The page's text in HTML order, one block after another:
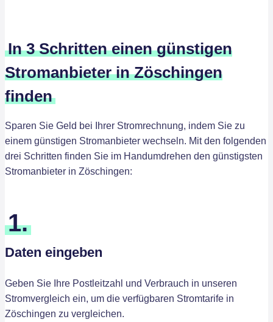
In 3 Schritten einen günstigen
Stromanbieter in Zöschingen
finden
Sparen Sie Geld bei Ihrer Stromrechnung, indem Sie zu
einem günstigen Stromanbieter wechseln. Mit den folgenden
drei Schritten finden Sie im Handumdrehen den günstigsten
Stromanbieter in Zöschingen:
1.
Daten eingeben
Geben Sie Ihre Postleitzahl und Verbrauch in unseren
Stromvergleich ein, um die verfügbaren Stromtarife in
Zöschingen zu vergleichen.